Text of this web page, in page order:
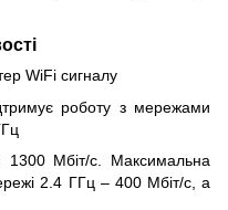
WiFi сигналу
роботу з мережами
1300 Мбіт/с. Максимальна
2.4 ГГц – 400 Мбіт/с, а